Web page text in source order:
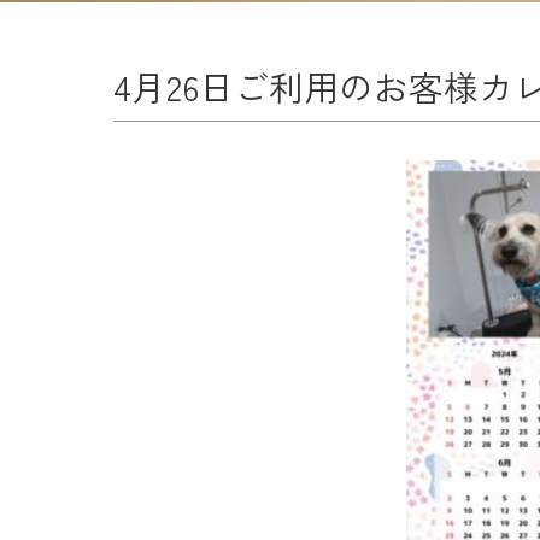
4月26日ご利用のお客様カ